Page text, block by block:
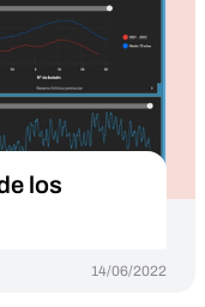
los
14/06/2022